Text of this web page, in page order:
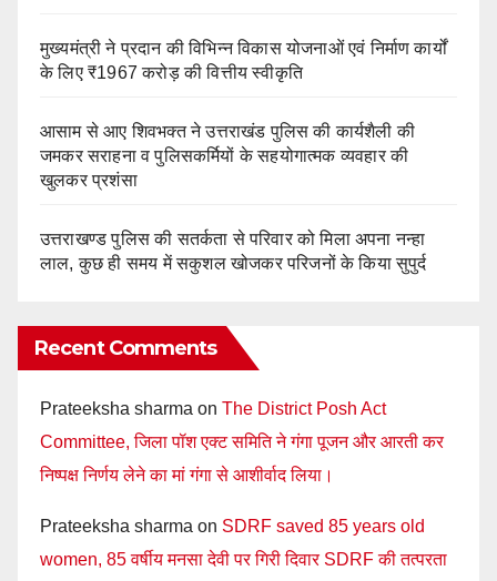
मुख्यमंत्री ने प्रदान की विभिन्न विकास योजनाओं एवं निर्माण कार्यों
के लिए ₹1967 करोड़ की वित्तीय स्वीकृति
आसाम से आए शिवभक्त ने उत्तराखंड पुलिस की कार्यशैली की
जमकर सराहना व पुलिसकर्मियों के सहयोगात्मक व्यवहार की
खुलकर प्रशंसा
उत्तराखण्ड पुलिस की सतर्कता से परिवार को मिला अपना नन्हा
लाल, कुछ ही समय में सकुशल खोजकर परिजनों के किया सुपुर्द
Recent Comments
Prateeksha sharma on The District Posh Act
Committee, जिला पॉश एक्ट समिति ने गंगा पूजन और आरती कर
निष्पक्ष निर्णय लेने का मां गंगा से आशीर्वाद लिया।
Prateeksha sharma on SDRF saved 85 years old
women, 85 वर्षीय मनसा देवी पर गिरी दिवार SDRF की तत्परता